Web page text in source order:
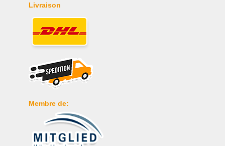
Livraison
Membre de: